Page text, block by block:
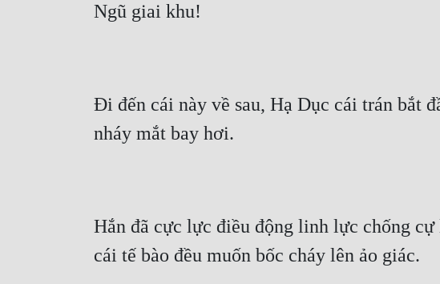
Ngũ giai khu!
Đi đến cái này về sau, Hạ Dục cái trán bắt
nháy mắt bay hơi.
Hắn đã cực lực điều động linh lực chống
cái tế bào đều muốn bốc cháy lên ảo giác.